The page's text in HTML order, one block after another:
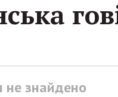
не знайдено